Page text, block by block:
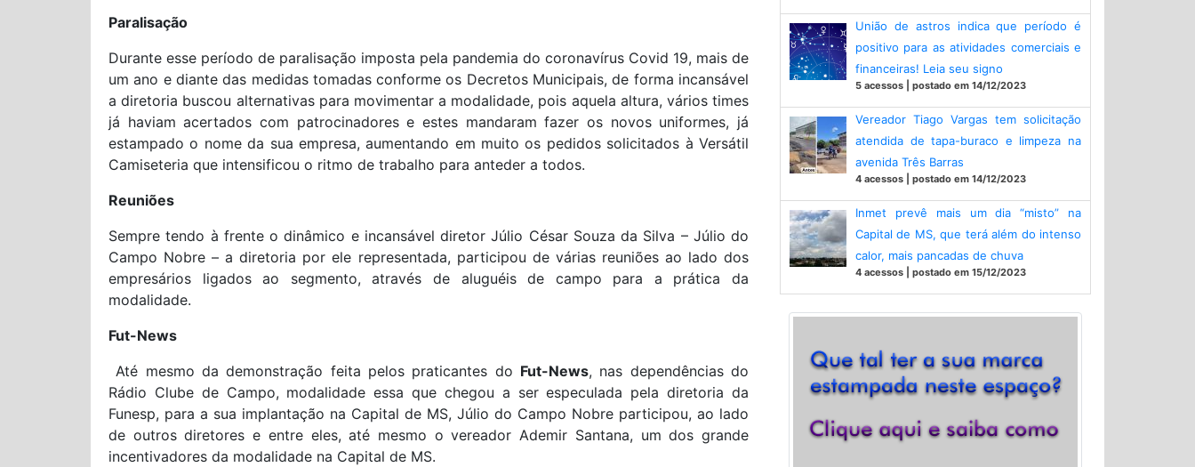
Paralisação
Durante esse período de paralisação imposta pela pandemia do coronavírus Covid 19, mais de
um ano e diante das medidas tomadas conforme os Decretos Municipais, de forma incansável
a diretoria buscou alternativas para movimentar a modalidade, pois aquela altura, vários times
já haviam acertados com patrocinadores e estes mandaram fazer os novos uniformes, já
estampado o nome da sua empresa, aumentando em muito os pedidos solicitados à Versátil
Camiseteria que intensificou o ritmo de trabalho para anteder a todos.
Reuniões
Sempre tendo à frente o dinâmico e incansável diretor Júlio César Souza da Silva – Júlio do
Campo Nobre – a diretoria por ele representada, participou de várias reuniões ao lado dos
empresários ligados ao segmento, através de aluguéis de campo para a prática da
modalidade.
Fut-News
Até mesmo da demonstração feita pelos praticantes do Fut-News, nas dependências do
Rádio Clube de Campo, modalidade essa que chegou a ser especulada pela diretoria da
Funesp, para a sua implantação na Capital de MS, Júlio do Campo Nobre participou, ao lado
de outros diretores e entre eles, até mesmo o vereador Ademir Santana, um dos grande
incentivadores da modalidade na Capital de MS.
União de astros indica que período é
positivo para as atividades comerciais e
financeiras! Leia seu signo
5 acessos | postado em 14/12/2023
Vereador Tiago Vargas tem solicitação
atendida de tapa-buraco e limpeza na
avenida Três Barras
4 acessos | postado em 14/12/2023
Inmet prevê mais um dia “misto” na
Capital de MS, que terá além do intenso
calor, mais pancadas de chuva
4 acessos | postado em 15/12/2023